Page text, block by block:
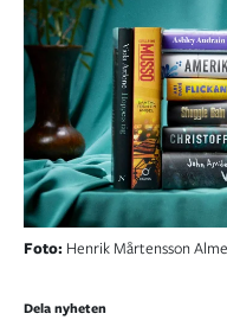
Foto: Henrik Mårtensson
Dela nyheten